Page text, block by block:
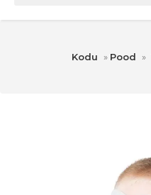
Kodu » Pood »